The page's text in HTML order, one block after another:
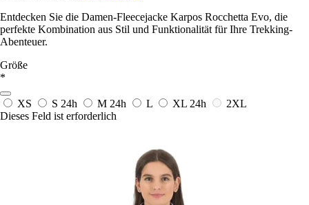
Entdecken Sie die Damen-Fleecejacke Karpos Rocchetta Evo, die
perfekte Kombination aus Stil und Funktionalität für Ihre Trekking-
Abenteuer.
Größe
*
XS S 24h M 24h L XL 24h
2XL
Dieses Feld ist erforderlich